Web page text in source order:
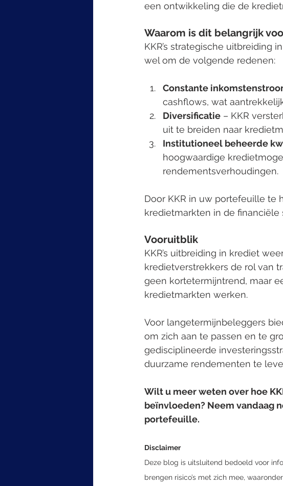
een ontwikkeling die de
Waarom is dit belangrijk
KKR’s strategische uitbreiding
wel om de volgende redenen:
Constante
cashflows, wat
Diversificatie – KKR
uit te breiden naar
Institutioneel beheerde
hoogwaardige
rendementsverhoudingen.
Door KKR in uw portefeuille te
kredietmarkten in de financiële
Vooruitblik
KKR’s uitbreiding in krediet
kredietverstrekkers de rol van
geen kortetermijntrend, maar
kredietmarkten werken.
Voor langetermijnbeleggers
om zich aan te passen en te
gedisciplineerde
duurzame rendementen te
Wilt u meer weten over hoe
beïnvloeden? Neem vandaag
portefeuille.
Disclaimer
Deze blog is uitsluitend bedoeld voor
brengen risico’s met zich mee,